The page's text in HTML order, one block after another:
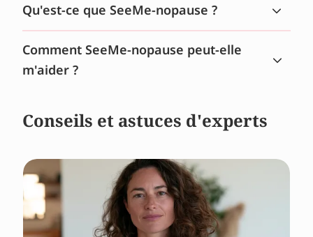
Qu'est-ce que SeeMe-nopause ?
Comment SeeMe-nopause peut-elle
m'aider ?
Conseils et astuces d'experts